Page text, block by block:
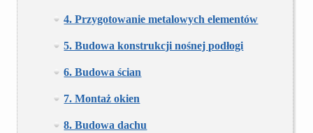
4. Przygotowanie metalowych elementów
5. Budowa konstrukcji nośnej podłogi
6. Budowa ścian
7. Montaż okien
8. Budowa dachu